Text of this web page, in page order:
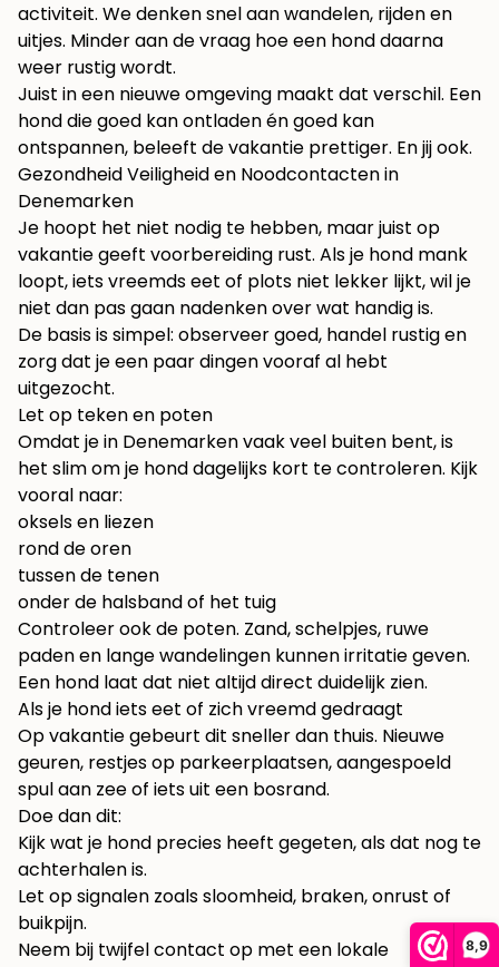
8,9
activiteit. We denken snel aan wandelen, rijden en
uitjes. Minder aan de vraag hoe een hond daarna
weer rustig wordt.
Juist in een nieuwe omgeving maakt dat verschil. Een
hond die goed kan ontladen én goed kan
ontspannen, beleeft de vakantie prettiger. En jij ook.
Gezondheid Veiligheid en Noodcontacten in
Denemarken
Je hoopt het niet nodig te hebben, maar juist op
vakantie geeft voorbereiding rust. Als je hond mank
loopt, iets vreemds eet of plots niet lekker lijkt, wil je
niet dan pas gaan nadenken over wat handig is.
De basis is simpel: observeer goed, handel rustig en
zorg dat je een paar dingen vooraf al hebt
uitgezocht.
Let op teken en poten
Omdat je in Denemarken vaak veel buiten bent, is
het slim om je hond dagelijks kort te controleren. Kijk
vooral naar:
oksels en liezen
rond de oren
tussen de tenen
onder de halsband of het tuig
Controleer ook de poten. Zand, schelpjes, ruwe
paden en lange wandelingen kunnen irritatie geven.
Een hond laat dat niet altijd direct duidelijk zien.
Als je hond iets eet of zich vreemd gedraagt
Op vakantie gebeurt dit sneller dan thuis. Nieuwe
geuren, restjes op parkeerplaatsen, aangespoeld
spul aan zee of iets uit een bosrand.
Doe dan dit:
Kijk wat je hond precies heeft gegeten, als dat nog te
achterhalen is.
Let op signalen zoals sloomheid, braken, onrust of
buikpijn.
Neem bij twijfel contact op met een lokale